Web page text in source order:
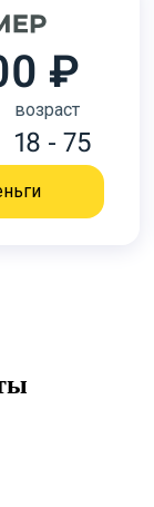
₽
возраст
18 - 75